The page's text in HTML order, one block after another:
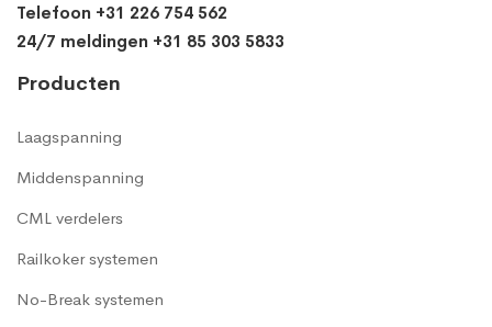
Telefoon +31 226 754 562
24/7 meldingen +31 85 303 5833
Producten
Laagspanning
Middenspanning
CML verdelers
Railkoker systemen
No-Break systemen